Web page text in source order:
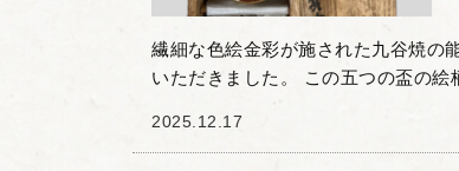
繊細な色絵金彩が施された九谷焼の
いただきました。 この五つの盃の絵
部に至るま...
2025.12.17